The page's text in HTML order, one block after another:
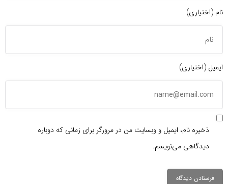
نام (اختیاری)
ایمیل (اختیاری)
ذخیره نام، ایمیل و وبسایت من در مرورگر برای زمانی که دوباره
دیدگاهی می‌نویسم.